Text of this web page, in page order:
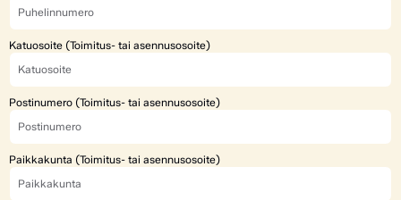
Katuosoite (Toimitus- tai asennusosoite)
Postinumero (Toimitus- tai asennusosoite)
Paikkakunta (Toimitus- tai asennusosoite)